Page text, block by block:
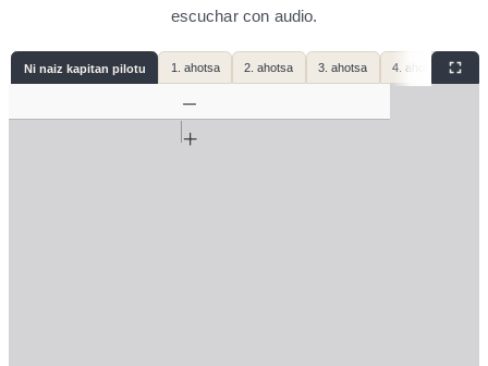
escuchar con audio.
Ni naiz kapitan pilotu 1. ahotsa 2. ahotsa 3. ahotsa 4. ahotsa